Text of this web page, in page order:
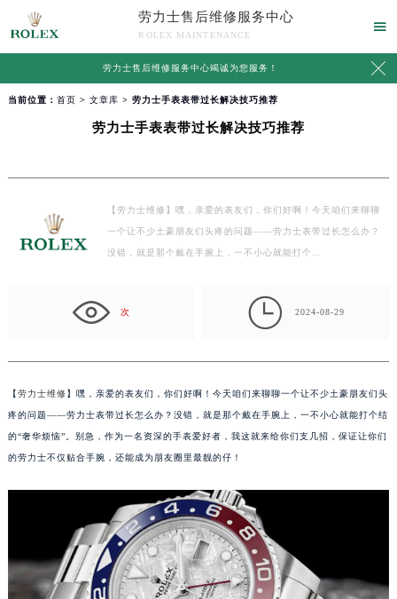
劳力士售后维修服务中心
ROLEX MAINTENANCE

劳力士售后维修服务中心竭诚为您服务！ 
当前位置： 首页 > 文章库 > 劳力士手表表带过长解决技巧推荐
劳力士手表表带过长解决技巧推荐
【劳力士维修】嘿，亲爱的表友们，你们好啊！今天咱们来聊聊
一个让不少土豪朋友们头疼的问题——劳力士表带过长怎么办？
没错，就是那个戴在手腕上，一不小心就能打个…
次  2024-08-29
【劳力士维修】嘿，亲爱的表友们，你们好啊！今天咱们来聊聊一个让不少土豪朋友们头
疼的问题——劳力士表带过长怎么办？没错，就是那个戴在手腕上，一不小心就能打个结
的“奢华烦恼”。别急，作为一名资深的手表爱好者，我这就来给你们支几招，保证让你们
的劳力士不仅贴合手腕，还能成为朋友圈里最靓的仔！